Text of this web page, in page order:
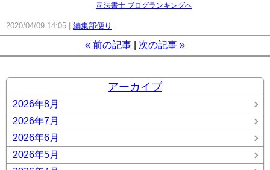
司法書士 ブログランキングへ
2020/04/09 14:05 編集部便り
« 前の記事 次の記事 »
アーカイブ
2026年8月
2026年7月
2026年6月
2026年5月